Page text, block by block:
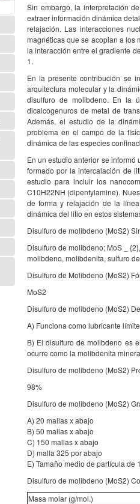
Sin embargo, la interpretación
extraer información dinámica
relajación. Las interacciones
magnéticas que se acoplan a los
la interacción entre el gradiente
1.
En la presente contribución se
arquitectura molecular y la
disulfuro de molibdeno. En la
dicalcogenuros de metal de
Además, el estudio de la
problema en el campo de la
dinámica de las especies
En un estudio anterior se
formado por la intercalación de
estudio para incluir los
C10H22NH (dipentylamine).
de forma y relajación de la
dinámica del litio en estos
Disulfuro de molibdeno (MoS2)
Disulfuro de molibdeno; MoS _
molibdeno, molibdenita, sulfuro
Disulfuro de Molibdeno (MoS2)
MoS2
Disulfuro de molibdeno (MoS2)
A) Funciona como lubricante
B) El disulfuro de molibdeno es
ocurre como la molibdenita
Disulfuro de molibdeno (MoS2)
98%
Disulfuro de molibdeno (MoS2)
A) 20 mallas x abajo
B) 50 mallas x abajo
C) 150 mallas x abajo
D) malla 325 por abajo
E) Tamaño medio de partícula de
Disulfuro de molibdeno (MoS2)
Masa molar (g/mol.)